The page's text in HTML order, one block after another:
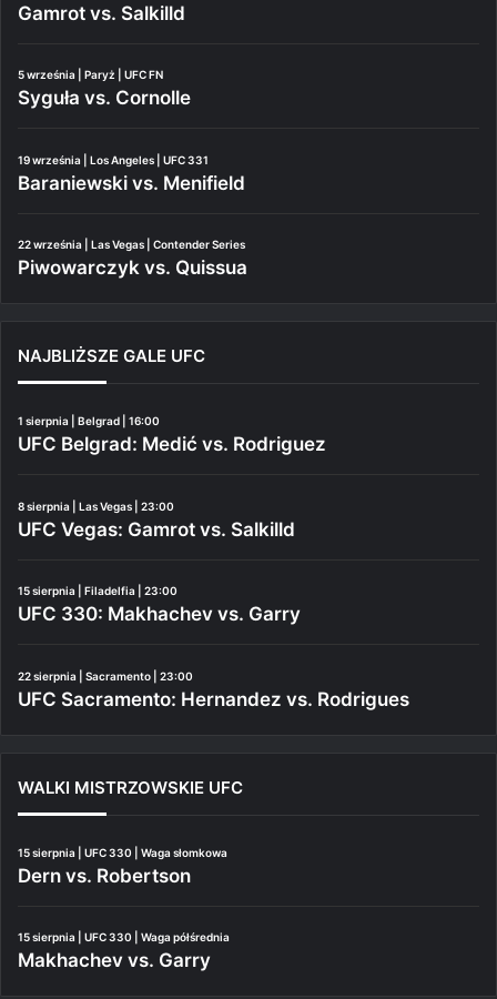
Gamrot vs. Salkilld
5 września | Paryż | UFC FN
Syguła vs. Cornolle
19 września | Los Angeles | UFC 331
Baraniewski vs. Menifield
22 września | Las Vegas | Contender Series
Piwowarczyk vs. Quissua
NAJBLIŻSZE GALE UFC
1 sierpnia | Belgrad | 16:00
UFC Belgrad: Medić vs. Rodriguez
8 sierpnia | Las Vegas | 23:00
UFC Vegas: Gamrot vs. Salkilld
15 sierpnia | Filadelfia | 23:00
UFC 330: Makhachev vs. Garry
22 sierpnia | Sacramento | 23:00
UFC Sacramento: Hernandez vs. Rodrigues
WALKI MISTRZOWSKIE UFC
15 sierpnia | UFC 330 | Waga słomkowa
Dern vs. Robertson
15 sierpnia | UFC 330 | Waga półśrednia
Makhachev vs. Garry